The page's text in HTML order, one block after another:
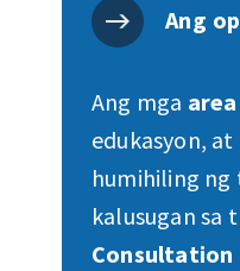
Ang
Ang mga
edukasyon,
humihiling ng
kalusugan sa
Consultation